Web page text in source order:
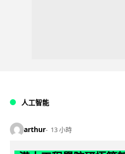
人工智能
arthur 13 小時